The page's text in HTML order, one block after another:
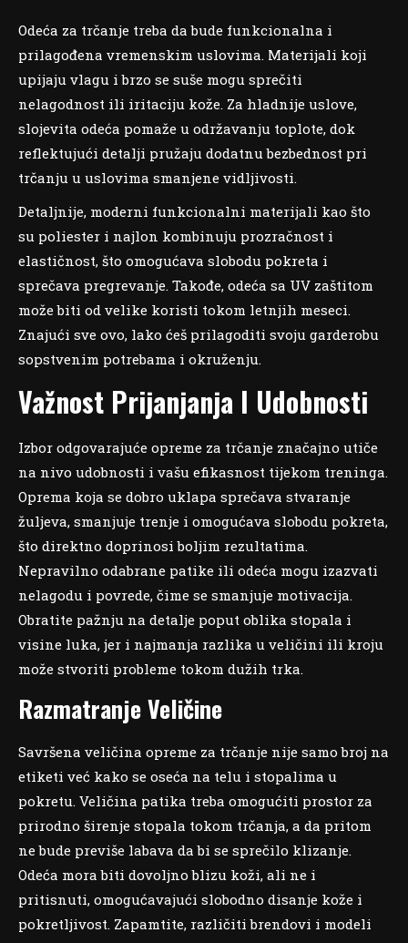
Odeća za trčanje treba da bude funkcionalna i
prilagođena vremenskim uslovima. Materijali koji
upijaju vlagu i brzo se suše mogu sprečiti
nelagodnost ili iritaciju kože. Za hladnije uslove,
slojevita odeća pomaže u održavanju toplote, dok
reflektujući detalji pružaju dodatnu bezbednost pri
trčanju u uslovima smanjene vidljivosti.
Detaljnije, moderni funkcionalni materijali kao što
su poliester i najlon kombinuju prozračnost i
elastičnost, što omogućava slobodu pokreta i
sprečava pregrevanje. Takođe, odeća sa UV zaštitom
može biti od velike koristi tokom letnjih meseci.
Znajući sve ovo, lako ćeš prilagoditi svoju garderobu
sopstvenim potrebama i okruženju.
Važnost Prijanjanja I Udobnosti
Izbor odgovarajuće opreme za trčanje značajno utiče
na nivo udobnosti i vašu efikasnost tijekom treninga.
Oprema koja se dobro uklapa sprečava stvaranje
žuljeva, smanjuje trenje i omogućava slobodu pokreta,
što direktno doprinosi boljim rezultatima.
Nepravilno odabrane patike ili odeća mogu izazvati
nelagodu i povrede, čime se smanjuje motivacija.
Obratite pažnju na detalje poput oblika stopala i
visine luka, jer i najmanja razlika u veličini ili kroju
može stvoriti probleme tokom dužih trka.
Razmatranje Veličine
Savršena veličina opreme za trčanje nije samo broj na
etiketi već kako se oseća na telu i stopalima u
pokretu. Veličina patika treba omogućiti prostor za
prirodno širenje stopala tokom trčanja, a da pritom
ne bude previše labava da bi se sprečilo klizanje.
Odeća mora biti dovoljno blizu koži, ali ne i
pritisnuti, omogućavajući slobodno disanje kože i
pokretljivost. Zapamtite, različiti brendovi i modeli